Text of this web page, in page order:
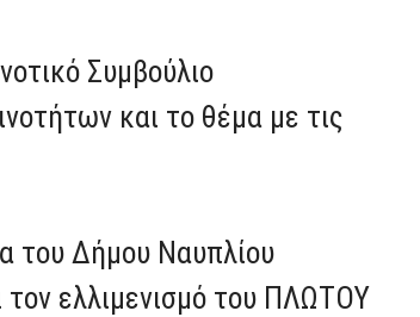
Συμβούλιο
και το θέμα με τις
του Δήμου Ναυπλίου
τον ελλιμενισμό του ΠΛΩΤΟΥ